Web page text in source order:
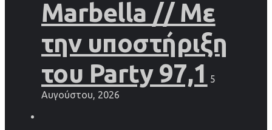
Marbella // Με
την υποστήριξη
του Party 97,1
5
Αυγούστου, 2026